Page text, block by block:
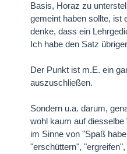
Basis, Horaz zu
gemeint haben sollte, ist
denke, dass ein
Ich habe den Satz
Der Punkt ist m.E. ein
auszuschließen.
Sondern u.a. darum,
wohl kaum auf
im Sinne von "Spaß
"erschüttern",